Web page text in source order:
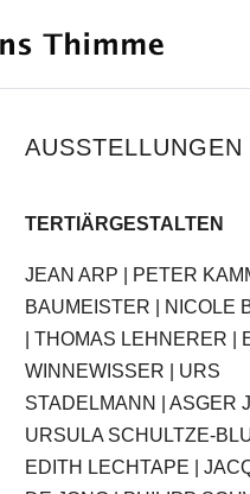
AUSSTELLUNGEN
TERTIÄRGESTALTEN
JEAN ARP | PETER
BAUMEISTER | NICOLE
| THOMAS LEHNERER |
WINNEWISSER | URS
STADELMANN | ASGER
URSULA SCHULTZE-
EDITH LECHTAPE |